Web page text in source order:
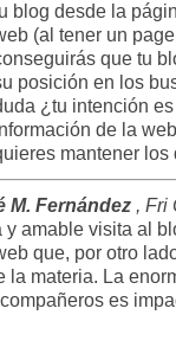
blog desde la
(al tener un
que tu
posición en los
¿tu intención
de la
mantener los
M. Fernández , Fri
y amable visita al
que, por otro
la materia. La
es